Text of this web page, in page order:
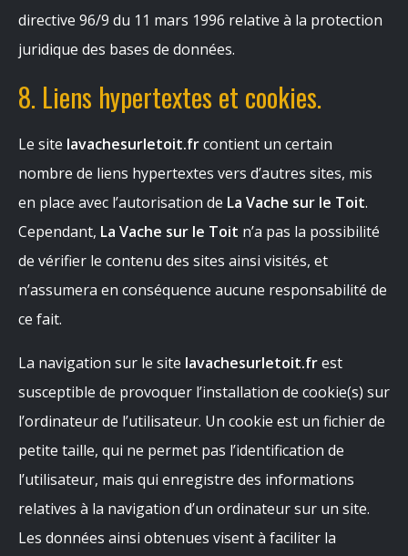
directive 96/9 du 11 mars 1996 relative à la protection
juridique des bases de données.
8. Liens hypertextes et cookies.
Le site lavachesurletoit.frcontient un certain
nombre de liens hypertextes vers d’autres sites, mis
en place avec l’autorisation de La Vache sur le Toit.
Cependant, La Vache sur le Toit n’a pas la possibilité
de vérifier le contenu des sites ainsi visités, et
n’assumera en conséquence aucune responsabilité de
ce fait.
La navigation sur le site lavachesurletoit.frest
susceptible de provoquer l’installation de cookie(s) sur
l’ordinateur de l’utilisateur. Un cookie est un fichier de
petite taille, qui ne permet pas l’identification de
l’utilisateur, mais qui enregistre des informations
relatives à la navigation d’un ordinateur sur un site.
Les données ainsi obtenues visent à faciliter la